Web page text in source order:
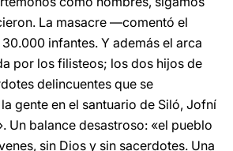
La masacre —comentó el
infantes. Y además el arca
por los filisteos; los dos hijos de
delincuentes que se
gente en el santuario de Siló, Jofní
Un balance desastroso: «el pueblo
sin Dios y sin sacerdotes. Una